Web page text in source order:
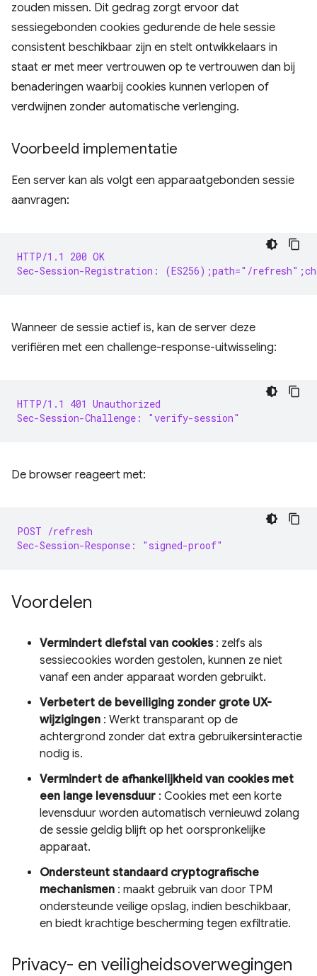
zouden missen. Dit gedrag zorgt ervoor dat
sessiegebonden cookies gedurende de hele sessie
consistent beschikbaar zijn en stelt ontwikkelaars in
staat er met meer vertrouwen op te vertrouwen dan bij
benaderingen waarbij cookies kunnen verlopen of
verdwijnen zonder automatische verlenging.
Voorbeeld implementatie
Een server kan als volgt een apparaatgebonden sessie
aanvragen:
HTTP/1.1 200 OK
Sec-Session-Registration: (ES256);path="/
Wanneer de sessie actief is, kan de server deze
verifiëren met een challenge-response-uitwisseling:
HTTP/1.1 401 Unauthorized
Sec-Session-Challenge: "verify-session"
De browser reageert met:
POST /refresh
Sec-Session-Response: "signed-proof"
Voordelen
Vermindert diefstal van cookies: zelfs als
sessiecookies worden gestolen, kunnen ze niet
vanaf een ander apparaat worden gebruikt.
Verbetert de beveiliging zonder grote UX-
wijzigingen : Werkt transparant op de
achtergrond zonder dat extra gebruikersinteractie
nodig is.
Vermindert de afhankelijkheid van cookies met
een lange levensduur : Cookies met een korte
levensduur worden automatisch vernieuwd zolang
de sessie geldig blijft op het oorspronkelijke
apparaat.
Ondersteunt standaard cryptografische
mechanismen : maakt gebruik van door TPM
ondersteunde veilige opslag, indien beschikbaar,
en biedt krachtige bescherming tegen exfiltratie.
Privacy- en veiligheidsoverwegingen